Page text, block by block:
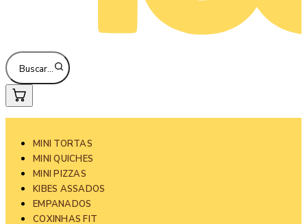
Buscar…
MINI TORTAS
MINI QUICHES
MINI PIZZAS
KIBES ASSADOS
EMPANADOS
COXINHAS FIT